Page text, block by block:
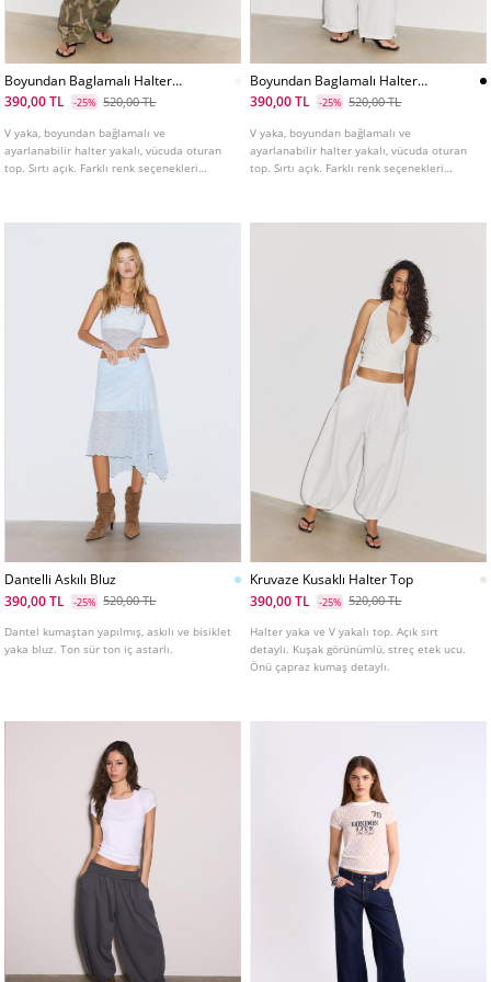
Boyundan Baglamalı Halter
Yaka Top
390,00 TL -25% 520,00 TL
V yaka, boyundan bağlamalı ve
ayarlanabilir halter yakalı, vücuda oturan
top. Sırtı açık. Farklı renk seçenekleri
Boyundan Baglamalı Halter
Yaka Top
390,00 TL -25% 520,00 TL
V yaka, boyundan bağlamalı ve
ayarlanabilir halter yakalı, vücuda oturan
top. Sırtı açık. Farklı renk seçenekleri
Dantelli Askılı Bluz
390,00 TL
-25% 520,00 TL
Dantel kumaştan yapılmış, askılı ve bisiklet
yaka bluz. Ton sür ton iç astarlı.
Kruvaze Kusaklı Halter Top
390,00 TL
-25% 520,00 TL
Halter yaka ve V yakalı top. Açık sırt
detaylı. Kuşak görünümlü, streç etek ucu.
Önü çapraz kumaş detaylı.